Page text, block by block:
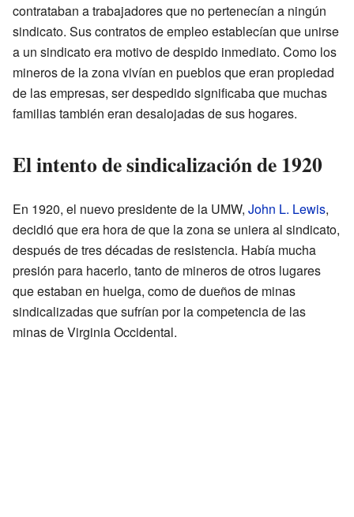
contrataban a trabajadores que no pertenecían a ningún
sindicato. Sus contratos de empleo establecían que unirse
a un sindicato era motivo de despido inmediato. Como los
mineros de la zona vivían en pueblos que eran propiedad
de las empresas, ser despedido significaba que muchas
familias también eran desalojadas de sus hogares.
El intento de sindicalización de 1920
En 1920, el nuevo presidente de la UMW, John L. Lewis,
decidió que era hora de que la zona se uniera al sindicato,
después de tres décadas de resistencia. Había mucha
presión para hacerlo, tanto de mineros de otros lugares
que estaban en huelga, como de dueños de minas
sindicalizadas que sufrían por la competencia de las
minas de Virginia Occidental.